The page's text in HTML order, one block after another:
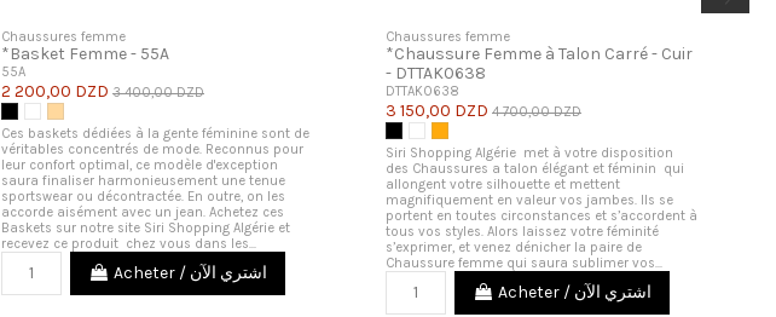
Chaussures femme
*Basket Femme - 55A
55A
2 200,00 DZD 3 400,00 DZD
NoirBlancBeige
Ces baskets dédiées à la gente féminine sont de
véritables concentrés de mode. Reconnus pour
leur confort optimal, ce modèle d'exception
saura finaliser harmonieusement une tenue
sportswear ou décontractée. En outre, on les
accorde aisément avec un jean. Achetez ces
Baskets sur notre site Siri Shopping Algérie et
recevez ce produit chez vous dans les...
Acheter / اشتري الآن
Chaussures femme
*Chaussure Femme à Talon Carré - Cuir
- DTTAK0638
DTTAK0638
3 150,00 DZD 4 700,00 DZD
NoirBlancOrange
Siri Shopping Algérie met à votre disposition
des Chaussures a talon élégant et féminin qui
allongent votre silhouette et mettent
magnifiquement en valeur vos jambes. Ils se
portent en toutes circonstances et s’accordent à
tous vos styles. Alors laissez votre féminité
s’exprimer, et venez dénicher la paire de
Chaussure femme qui saura sublimer vos...
Acheter / اشتري الآن